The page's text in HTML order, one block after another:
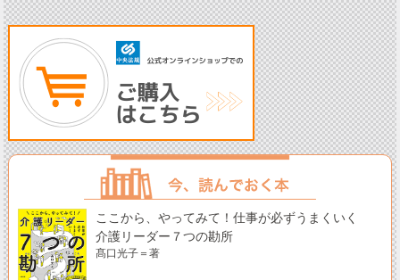
ここから、やってみて！仕事が必ずうまくいく
介護リーダー７つの勘所
髙口光子＝著